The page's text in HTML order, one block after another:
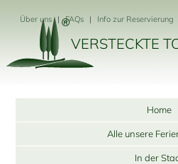
VERSTECKTE
Über uns FAQs Info zur Reservierung
Home
Alle unsere
In der